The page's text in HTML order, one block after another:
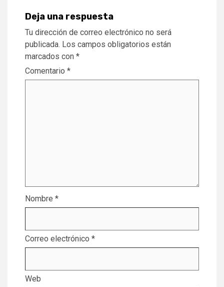
Deja una respuesta
Tu dirección de correo electrónico no será
publicada. Los campos obligatorios están
marcados con *
Comentario *
Nombre *
Correo electrónico *
Web